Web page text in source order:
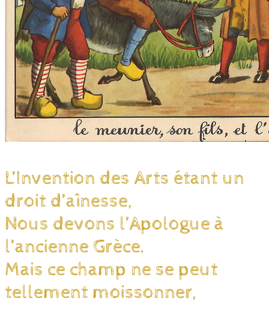
L’Invention des Arts étant un
droit d’aînesse,
Nous devons l’Apologue à
l’ancienne Grèce.
Mais ce champ ne se peut
tellement moissonner,